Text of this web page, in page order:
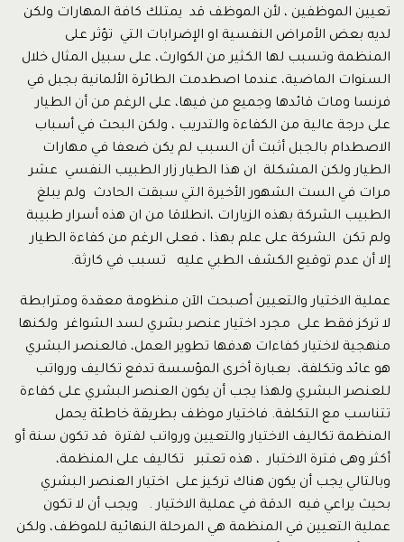
تعيين الموظفين ، لأن الموظف قد يمتلك كافة المهارات ولكن
لديه بعض الأمراض النفسية او الإضرابات التي تؤثر على
المنظمة وتسبب لها الكثير من الكوارث، على سبيل المثال خلال
السنوات الماضية، عندما اصطدمت الطائرة الألمانية بجبل في
فرنسا ومات قائدها وجميع من فيها، على الرغم من أن الطيار
على درجة عالية من الكفاءة والتدريب ، ولكن البحث في أسباب
الاصطدام بالجبل أثبت أن السبب لم يكن ضعفا في مهارات
الطيار ولكن المشكلة ان هذا الطيار زار الطبيب النفسي عشر
مرات في الست الشهور الأخيرة التي سبقت الحادث ولم يبلغ
الطبيب الشركة بهذه الزيارات ،انطلاقا من ان هذه أسرار طبيبة
ولم تكن الشركة على علم بهذا ، فعلى الرغم من كفاءة الطيار
إلا أن عدم توقيع الكشف الطبي عليه تسبب في كارثة.
عملية الاختيار والتعيين أصبحت الآن منظومة معقدة ومترابطة
لا تركز فقط على مجرد اختيار عنصر بشري لسد الشواغر ولكنها
منهجية لاختيار كفاءات هدفها تطوير العمل، فالعنصر البشري
هو عائد وتكلفة، بعبارة أخرى المؤسسة تدفع تكاليف ورواتب
للعنصر البشري ولهذا يجب أن يكون العنصر البشري على كفاءة
تتناسب مع التكلفة. فاختيار موظف بطريقة خاطئة يحمل
المنظمة تكاليف الاختيار والتعيين ورواتب لفترة قد تكون سنة أو
أكثر وهى فترة الاختبار ، هذه تعتبر تكاليف على المنظمة،
وبالتالي يجب أن يكون هناك تركيز على اختيار العنصر البشري
بحيث يراعي فيه الدقة في عملية الاختيار . ويجب أن لا تكون
عملية التعيين في المنظمة هي المرحلة النهائية للموظف، ولكن